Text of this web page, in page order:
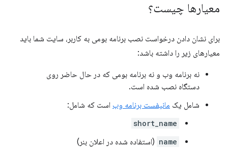
معیارها چیست؟
برای نشان دادن درخواست نصب برنامه بومی به کاربر، سایت شما باید
معیارهای زیر را داشته باشد:
نه برنامه وب و نه برنامه بومی که در حال حاضر روی
دستگاه نصب شده است.
شامل یک مانیفست برنامه وب است که شامل:
short_name
name (استفاده شده در اعلان بنر)